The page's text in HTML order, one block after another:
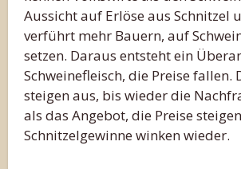
Aussicht auf Erlöse aus Schnitzel
verführt mehr Bauern, auf
setzen. Daraus entsteht ein
Schweinefleisch, die Preise fallen.
steigen aus, bis wieder die
als das Angebot, die Preise
Schnitzelgewinne winken wieder.